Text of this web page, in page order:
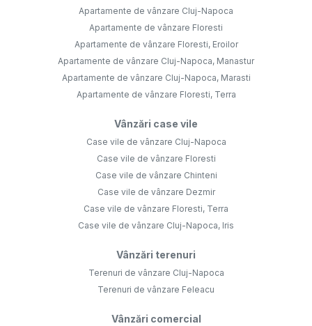
Apartamente de vânzare Cluj-Napoca
Apartamente de vânzare Floresti
Apartamente de vânzare Floresti, Eroilor
Apartamente de vânzare Cluj-Napoca, Manastur
Apartamente de vânzare Cluj-Napoca, Marasti
Apartamente de vânzare Floresti, Terra
Vânzări case vile
Case vile de vânzare Cluj-Napoca
Case vile de vânzare Floresti
Case vile de vânzare Chinteni
Case vile de vânzare Dezmir
Case vile de vânzare Floresti, Terra
Case vile de vânzare Cluj-Napoca, Iris
Vânzări terenuri
Terenuri de vânzare Cluj-Napoca
Terenuri de vânzare Feleacu
Vânzări comercial